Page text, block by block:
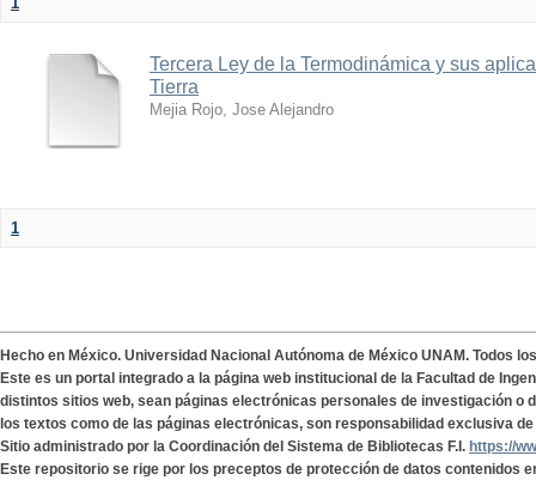
Tercera Ley de la Termodinámica y sus
Tierra
Mejia Rojo, Jose Alejandro
1
Hecho en México. Universidad Nacional Autónoma de México UNAM. Todos
Este es un portal integrado a la página web institucional de la Facultad de
distintos sitios web, sean páginas electrónicas personales de investigación o
los textos como de las páginas electrónicas, son responsabilidad exclusiva
Sitio administrado por la Coordinación del Sistema de Bibliotecas F.I. https://
Este repositorio se rige por los preceptos de protección de datos contenidos